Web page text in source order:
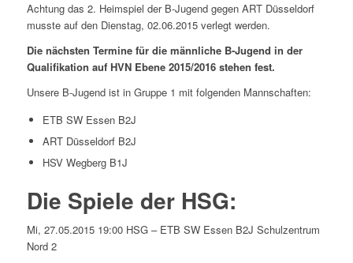
Achtung das 2. Heimspiel der B-Jugend gegen ART Düsseldorf
musste auf den Dienstag, 02.06.2015 verlegt werden.
Die nächsten Termine für die männliche B-Jugend in der
Qualifikation auf HVN Ebene 2015/2016 stehen fest.
Unsere B-Jugend ist in Gruppe 1 mit folgenden Mannschaften:
ETB SW Essen B2J
ART Düsseldorf B2J
HSV Wegberg B1J
Die Spiele der HSG:
Mi, 27.05.2015 19:00 HSG – ETB SW Essen B2J Schulzentrum
Nord 2